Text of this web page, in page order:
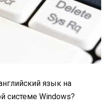
язык на
системе Windows?